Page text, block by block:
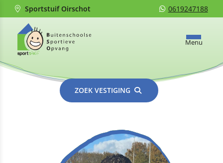
Sportstuif Oirschot 0619247188
Menu
ZOEK VESTIGING